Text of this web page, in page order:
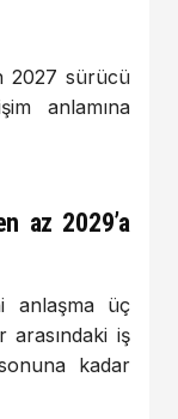
2027 sürücü
anlamına
az 2029’a
anlaşma üç
arasındaki iş
kadar